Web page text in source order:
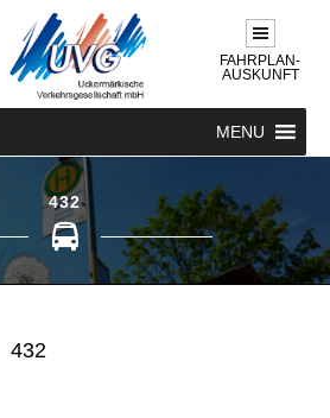
FAHRPLAN-
AUSKUNFT
MENU
432
432